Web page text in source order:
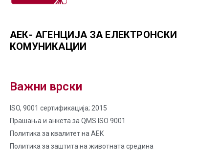
АЕК- АГЕНЦИЈА ЗА ЕЛЕКТРОНСКИ
КОМУНИКАЦИИ
Важни врски
ISO, 9001 сертификација; 2015
Прашања и анкета за QMS ISO 9001
Политика за квалитет на AЕК
Политика за заштита на животната средина